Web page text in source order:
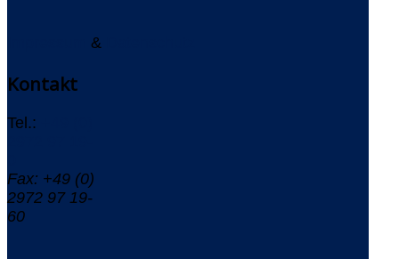
&
Kontakt
Tel.:
Fax: +49 (0)
2972 97 19-
60